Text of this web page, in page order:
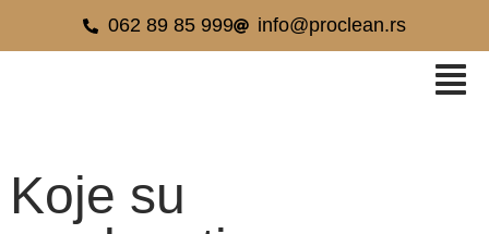
062 89 85 999 info@proclean.rs
Koje su